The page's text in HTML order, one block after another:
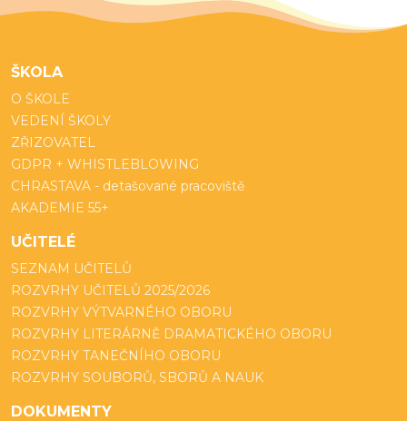
ŠKOLA
O ŠKOLE
VEDENÍ ŠKOLY
ZŘIZOVATEL
GDPR + WHISTLEBLOWING
CHRASTAVA - detašované pracoviště
AKADEMIE 55+
UČITELÉ
SEZNAM UČITELŮ
ROZVRHY UČITELŮ 2025/2026
ROZVRHY VÝTVARNÉHO OBORU
ROZVRHY LITERÁRNĚ DRAMATICKÉHO OBORU
ROZVRHY TANEČNÍHO OBORU
ROZVRHY SOUBORŮ, SBORŮ A NAUK
DOKUMENTY